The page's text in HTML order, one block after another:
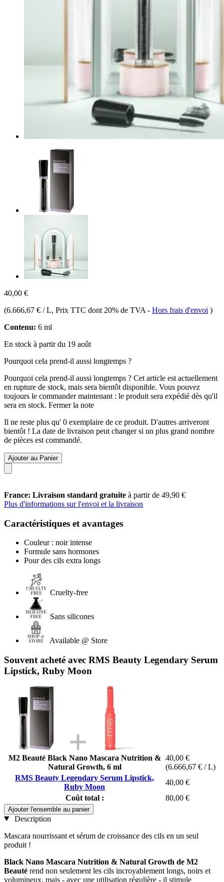
40,00 €
(6.666,67 € / L, Prix TTC dont 20% de TVA - Hors frais d'envoi )
Contenu: 6 ml
En stock à partir du 19 août
Pourquoi cela prend-il aussi longtemps ?
Pourquoi cela prend-il aussi longtemps ? Cet article est actuellement
en rupture de stock, mais sera bientôt disponible. Vous pouvez
toujours le commander maintenant : le produit sera expédié dès qu'il
sera en stock. Fermer la note
Il ne reste plus qu' 0 exemplaire de ce produit. D'autres arriveront
bientôt ! La date de livraison peut changer si un plus grand nombre
de pièces est commandé.
Ajouter au Panier
France: Livraison standard gratuite à partir de 49,90 €
Plus d'informations sur l'envoi et la livraison
Caractéristiques et avantages
Couleur : noir intense
Formule sans hormones
Pour des cils extra longs
Cruelty-free
Sans silicones
Available @ Store
Souvent acheté avec RMS Beauty Legendary Serum
Lipstick, Ruby Moon
M2 Beauté Black Nano Mascara Nutrition &
Natural Growth, 6 ml
40,00 €
(6.666,67 € / L)
RMS Beauty Legendary Serum Lipstick,
Ruby Moon
40,00 €
Coût total :
80,00 €
Ajouter l'ensemble au panier
Description
Mascara nourrissant et sérum de croissance des cils en un seul
produit !
Black Nano Mascara Nutrition & Natural Growth de M2
Beauté rend non seulement les cils incroyablement longs, noirs et
volumineux, mais - avec une utilisation régulière - il stimule